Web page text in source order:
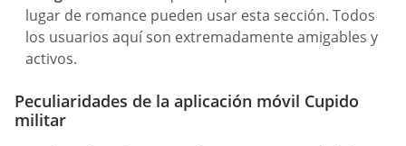
lugar de romance pueden usar esta sección. Todos
los usuarios aquí son extremadamente amigables y
activos.
Peculiaridades de la aplicación móvil Cupido
militar